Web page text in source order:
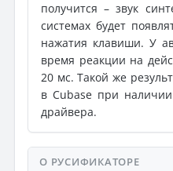
получится – звук
системах будет
нажатия клавиши. У
время реакции на
20 мс. Такой же
в Cubase при
драйвера.
О РУСИФИКАТОРЕ